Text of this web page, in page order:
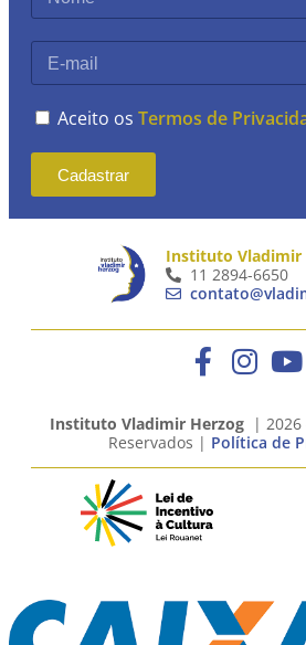
Aceito os Termos de
Cadastrar
Instituto Vladimir
11 2894-6650
Instituto Vladimir Herzog | 2026
Reservados | Política de